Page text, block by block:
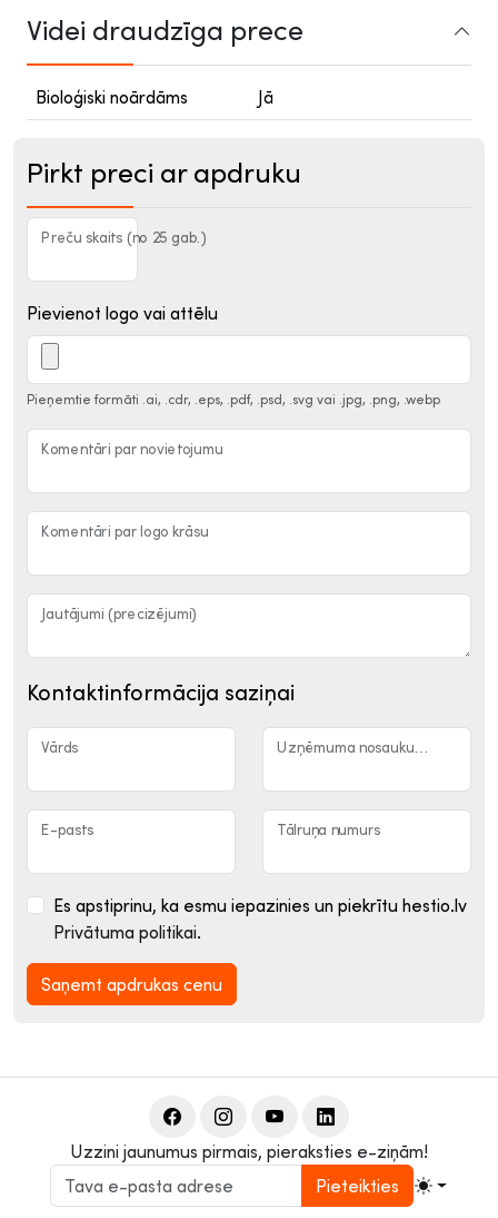
Videi draudzīga prece
Bioloģiski noārdāms Jā
Pirkt preci ar apdruku
Preču skaits (no 25 gab.)
Pievienot logo vai attēlu
Pieņemtie formāti .ai, .cdr, .eps, .pdf, .psd, .svg vai .jpg, .png, .webp
Komentāri par novietojumu
Komentāri par logo krāsu
Jautājumi (precizējumi)
Kontaktinformācija saziņai
Vārds
E-pasts Tālruņa numurs
Es apstiprinu, ka esmu iepazinies un piekrītu hestio.lv
Privātuma politikai.
Saņemt apdrukas cenu
Uzzini jaunumus pirmais, pieraksties e-ziņām!
Pieteikties